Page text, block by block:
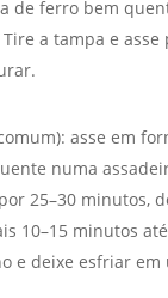
de ferro bem
a tampa e asse
asse em
numa
25–30 minutos,
10–15 minutos
e deixe esfriar em